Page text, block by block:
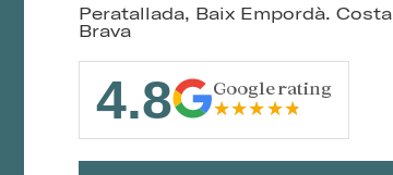
Peratallada, Baix Empordà. Costa
Brava
4.8 Google rating